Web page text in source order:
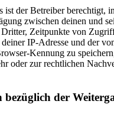
ist der Betreiber berechtigt,
zwischen deinen und
Dritter, Zeitpunkte von
IP-Adresse und der
Kennung zu
oder zur rechtlichen
bezüglich der